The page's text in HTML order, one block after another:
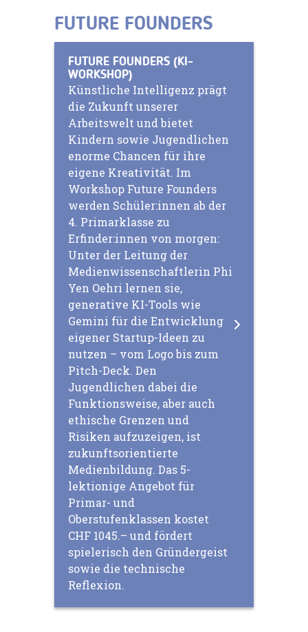
FUTURE FOUNDERS
FUTURE FOUNDERS (KI-
WORKSHOP)
Künstliche Intelligenz prägt
die Zukunft unserer
Arbeitswelt und bietet
Kindern sowie Jugendlichen
enorme Chancen für ihre
eigene Kreativität. Im
Workshop Future Founders
werden Schüler:innen ab der
4. Primarklasse zu
Erfinder:innen von morgen:
Unter der Leitung der
Medienwissenschaftlerin Phi
Yen Oehri lernen sie,
generative KI-Tools wie
Gemini für die Entwicklung
eigener Startup-Ideen zu
nutzen – vom Logo bis zum
Pitch-Deck. Den
Jugendlichen dabei die
Funktionsweise, aber auch
ethische Grenzen und
Risiken aufzuzeigen, ist
zukunftsorientierte
Medienbildung. Das 5-
lektionige Angebot für
Primar- und
Oberstufenklassen kostet
CHF 1045.– und fördert
spielerisch den Gründergeist
sowie die technische
Reflexion.